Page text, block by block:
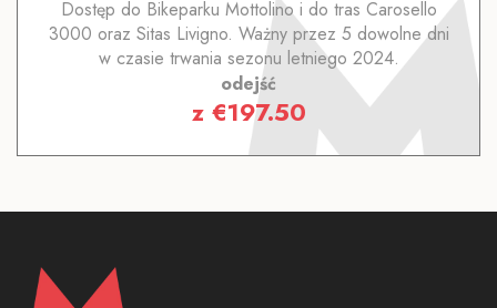
Dostęp do Bikeparku Mottolino i do tras Carosello
3000 oraz Sitas Livigno. Ważny przez 5 dowolne dni
w czasie trwania sezonu letniego 2024.
odejść
z €197.50